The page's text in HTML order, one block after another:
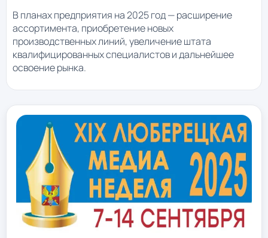
В планах предприятия на 2025 год — расширение
ассортимента, приобретение новых
производственных линий, увеличение штата
квалифицированных специалистов и дальнейшее
освоение рынка.